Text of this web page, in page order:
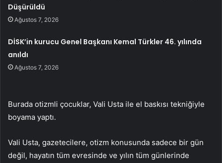
Düşürüldü
Ağustos 7, 2026
DİSK’in kurucu Genel Başkanı Kemal Türkler 46. yılında
anıldı
Ağustos 7, 2026
Burada otizmli çocuklar, Vali Usta ile el baskısı tekniğiyle
boyama yaptı.
Vali Usta, gazetecilere, otizm konusunda sadece bir gün
değil, hayatın tüm evresinde ve yılın tüm günlerinde